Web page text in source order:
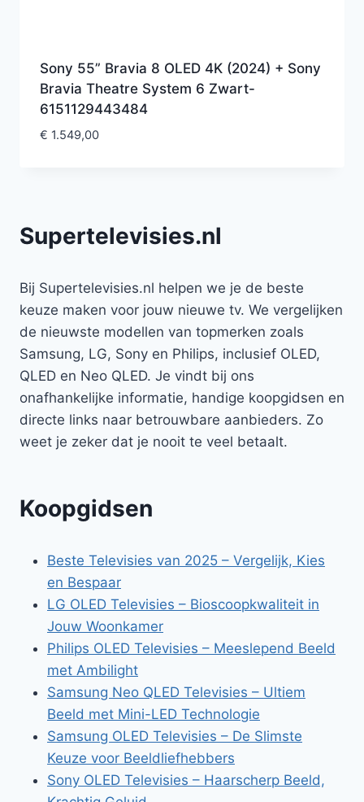
Sony 55” Bravia 8 OLED 4K (2024) + Sony
Bravia Theatre System 6 Zwart-
6151129443484
€ 1.549,00
Supertelevisies.nl
Bij Supertelevisies.nl helpen we je de beste
keuze maken voor jouw nieuwe tv. We vergelijken
de nieuwste modellen van topmerken zoals
Samsung, LG, Sony en Philips, inclusief OLED,
QLED en Neo QLED. Je vindt bij ons
onafhankelijke informatie, handige koopgidsen en
directe links naar betrouwbare aanbieders. Zo
weet je zeker dat je nooit te veel betaalt.
Koopgidsen
Beste Televisies van 2025 – Vergelijk, Kies
en Bespaar
LG OLED Televisies – Bioscoopkwaliteit in
Jouw Woonkamer
Philips OLED Televisies – Meeslepend Beeld
met Ambilight
Samsung Neo QLED Televisies – Ultiem
Beeld met Mini-LED Technologie
Samsung OLED Televisies – De Slimste
Keuze voor Beeldliefhebbers
Sony OLED Televisies – Haarscherp Beeld,